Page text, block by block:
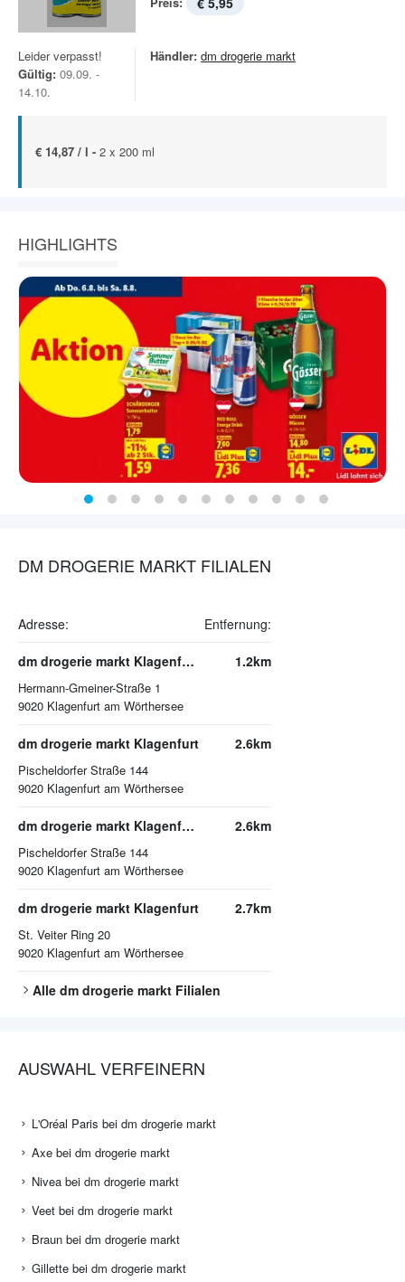
Leider verpasst!
Gültig: 09.09. -
14.10.
Händler: dm drogerie markt
€ 14,87 / l - 2 x 200 ml
HIGHLIGHTS
DM DROGERIE MARKT FILIALEN
Adresse: Entfernung:
dm drogerie markt Klagenfurt am Wörthersee
Hermann-Gmeiner-Straße 1
9020 Klagenfurt am Wörthersee
1.2km
dm drogerie markt Klagenfurt
Pischeldorfer Straße 144
9020 Klagenfurt am Wörthersee
2.6km
dm drogerie markt Klagenfurt am Wörthersee
Pischeldorfer Straße 144
9020 Klagenfurt am Wörthersee
2.6km
dm drogerie markt Klagenfurt
St. Veiter Ring 20
9020 Klagenfurt am Wörthersee
2.7km
Alle dm drogerie markt Filialen
AUSWAHL VERFEINERN
L'Oréal Paris bei dm drogerie markt
Axe bei dm drogerie markt
Nivea bei dm drogerie markt
Veet bei dm drogerie markt
Braun bei dm drogerie markt
Gillette bei dm drogerie markt